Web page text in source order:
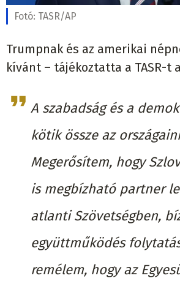
Fotó: TASR/AP
Trumpnak és az amerikai
kívánt – tájékoztatta a TASR-t
A szabadság és a
kötik össze az
Megerősítem, hogy
is megbízható partner
atlanti Szövetségben,
együttműködés
remélem, hogy az